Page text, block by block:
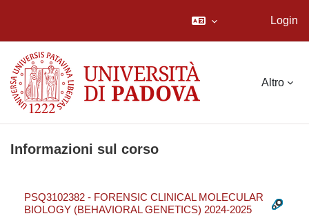
Login
Altro
Informazioni sul corso
PSQ3102382 - FORENSIC CLINICAL MOLECULAR
BIOLOGY (BEHAVIORAL GENETICS) 2024-2025